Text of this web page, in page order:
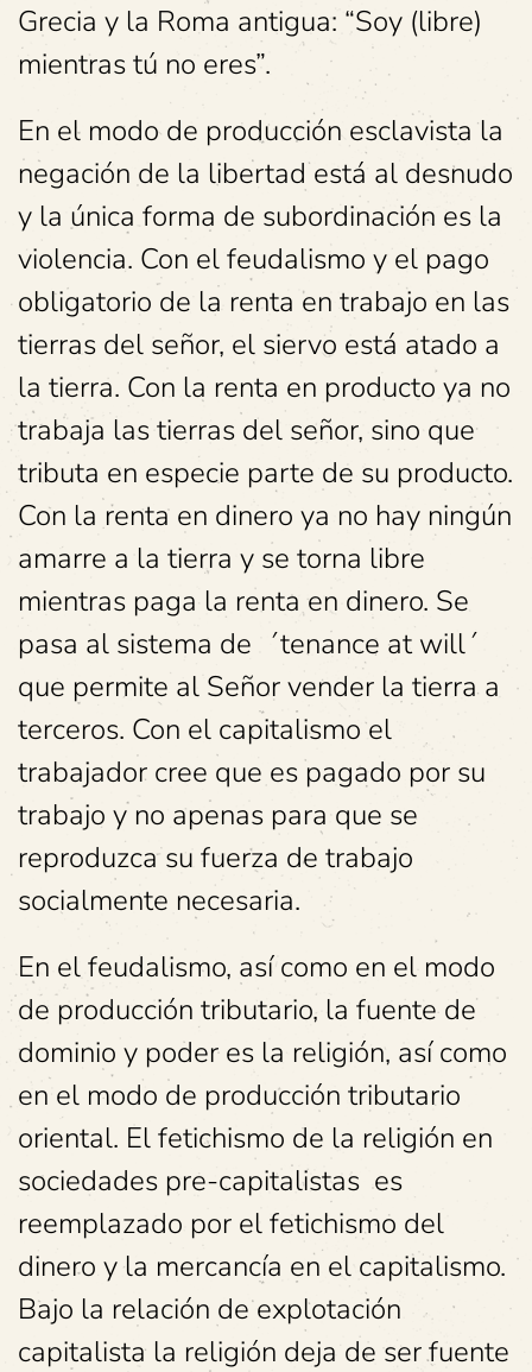
Grecia y la Roma antigua: “Soy (libre)
mientras tú no eres”.
En el modo de producción esclavista la
negación de la libertad está al desnudo
y la única forma de subordinación es la
violencia. Con el feudalismo y el pago
obligatorio de la renta en trabajo en las
tierras del señor, el siervo está atado a
la tierra. Con la renta en producto ya no
trabaja las tierras del señor, sino que
tributa en especie parte de su producto.
Con la renta en dinero ya no hay ningún
amarre a la tierra y se torna libre
mientras paga la renta en dinero. Se
pasa al sistema de ´tenance at will´
que permite al Señor vender la tierra a
terceros. Con el capitalismo el
trabajador cree que es pagado por su
trabajo y no apenas para que se
reproduzca su fuerza de trabajo
socialmente necesaria.
En el feudalismo, así como en el modo
de producción tributario, la fuente de
dominio y poder es la religión, así como
en el modo de producción tributario
oriental. El fetichismo de la religión en
sociedades pre-capitalistas es
reemplazado por el fetichismo del
dinero y la mercancía en el capitalismo.
Bajo la relación de explotación
capitalista la religión deja de ser fuente